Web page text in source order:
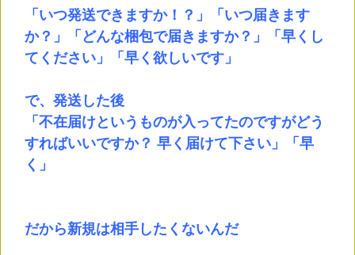
「いつ発送できますか！？」「いつ届きます
か？」「どんな梱包で届きますか？」「早くし
てください」「早く欲しいです」
で、発送した後
「不在届けというものが入ってたのですがどう
すればいいですか？ 早く届けて下さい」「早
く」
だから新規は相手したくないんだ